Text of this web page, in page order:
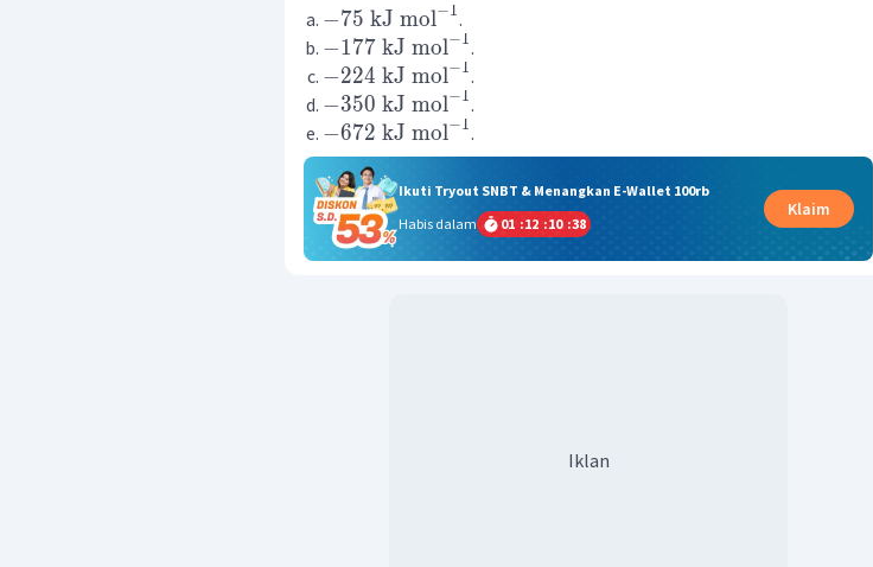
−75 kJ mol−1.
−177 kJ mol−1.
−224 kJ mol−1.
−350 kJ mol−1.
−672 kJ mol−1.
Ikuti Tryout SNBT & Menangkan E-Wallet 100rb
Habis dalam
01 :12 :10 :37
Klaim
Iklan